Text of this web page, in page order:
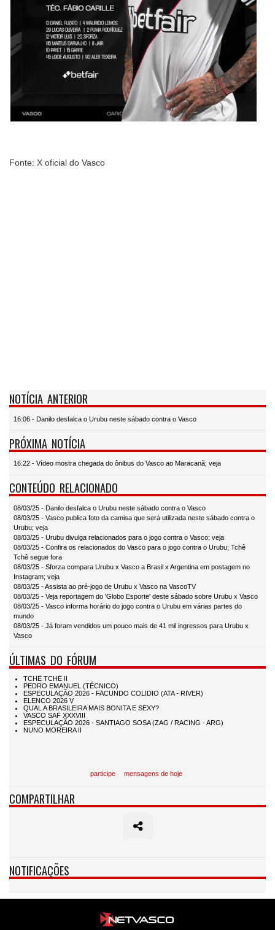
Fonte: X oficial do Vasco
NOTÍCIA ANTERIOR
16:06 - Danilo desfalca o Urubu neste sábado contra o Vasco
PRÓXIMA NOTÍCIA
16:22 - Vídeo mostra chegada do ônibus do Vasco ao Maracanã; veja
CONTEÚDO RELACIONADO
08/03/25 - Danilo desfalca o Urubu neste sábado contra o Vasco
08/03/25 - Vasco publica foto da camisa que será utilizada neste sábado contra o
Urubu; veja
08/03/25 - Urubu divulga relacionados para o jogo contra o Vasco; veja
08/03/25 - Confira os relacionados do Vasco para o jogo contra o Urubu; Tchê
Tchê segue fora
08/03/25 - Sforza compara Urubu x Vasco a Brasil x Argentina em postagem no
Instagram; veja
08/03/25 - Assista ao pré-jogo de Urubu x Vasco na VascoTV
08/03/25 - Veja reportagem do 'Globo Esporte' deste sábado sobre Urubu x Vasco
08/03/25 - Vasco informa horário do jogo contra o Urubu em várias partes do
mundo
08/03/25 - Já foram vendidos um pouco mais de 41 mil ingressos para Urubu x
Vasco
ÚLTIMAS DO FÓRUM
participe mensagens de hoje
COMPARTILHAR
NOTIFICAÇÕES